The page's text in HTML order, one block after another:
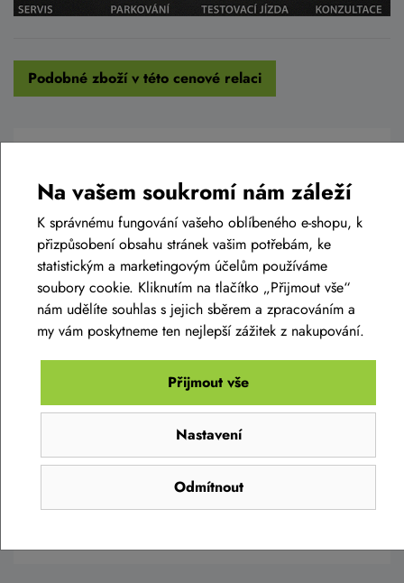
Podobné zboží v této cenové relaci
Dámská mikina SILVINI SILLARO WJ1727
2 190 Kč
XS,S,M,L,XL,XXL,3XL,4XL
Na vašem soukromí nám záleží
K správnému fungování vašeho oblíbeného e-shopu, k
přizpůsobení obsahu stránek vašim potřebám, ke
statistickým a marketingovým účelům používáme
soubory cookie. Kliknutím na tlačítko „Přijmout vše“
nám udělíte souhlas s jejich sběrem a zpracováním a
my vám poskytneme ten nejlepší zážitek z nakupování.
Odmítnout
Nastavení
Přijmout vše